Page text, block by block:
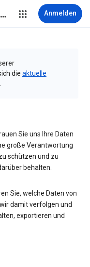
Datenschutzerklärung & Nutzungsbedingungen Anmelden
die aktuelle
Sie uns Ihre Daten
große Verantwortung
schützen und zu
behalten.
Sie, welche Daten von
damit verfolgen und
exportieren und